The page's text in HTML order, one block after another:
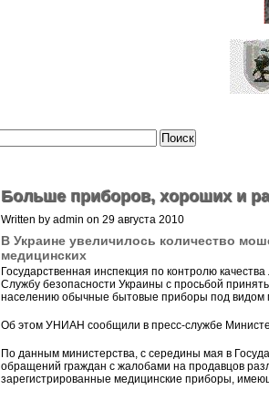
Больше приборов, хороших и
Written by admin on 29 августа 2010
В Украине увеличилось количество
медицинских
Государственная инспекция по контролю
Службу безопасности Украины с просьбой
населению обычные бытовые приборы под видом
Об этом УНИАН сообщили в пресс-службе
По данным министерства, с середины мая в
обращений граждан с жалобами на продавцов
зарегистрированные медицинские приборы,